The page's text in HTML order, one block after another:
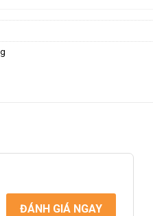
ĐÁNH GIÁ NGAY